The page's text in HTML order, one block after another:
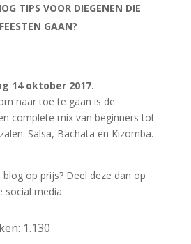
TIPS VOOR DIEGENEN DIE
GAAN?
14 oktober 2017.
naar toe te gaan is de
complete mix van beginners tot
Salsa, Bachata en Kizomba.
op prijs? Deel deze dan op
social media.
1.130